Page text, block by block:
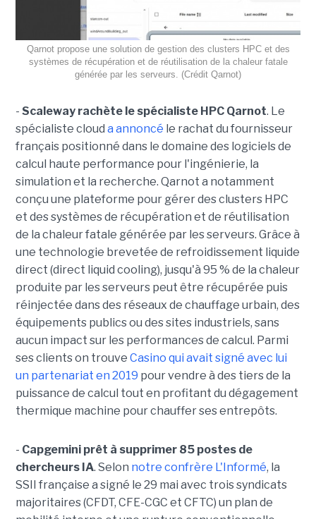
Qarnot propose une solution de gestion des clusters HPC et des
systèmes de récupération et de réutilisation de la chaleur fatale
générée par les serveurs. (Crédit Qarnot)
- Scaleway rachète le spécialiste HPC Qarnot. Le
spécialiste cloud a annoncé le rachat du fournisseur
français positionné dans le domaine des logiciels de
calcul haute performance pour l'ingénierie, la
simulation et la recherche. Qarnot a notamment
conçu une plateforme pour gérer des clusters HPC
et des systèmes de récupération et de réutilisation
de la chaleur fatale générée par les serveurs. Grâce à
une technologie brevetée de refroidissement liquide
direct (direct liquid cooling), jusqu'à 95 % de la chaleur
produite par les serveurs peut être récupérée puis
réinjectée dans des réseaux de chauffage urbain, des
équipements publics ou des sites industriels, sans
aucun impact sur les performances de calcul. Parmi
ses clients on trouve Casino qui avait signé avec lui
un partenariat en 2019 pour vendre à des tiers de la
puissance de calcul tout en profitant du dégagement
thermique machine pour chauffer ses entrepôts.
- Capgemini prêt à supprimer 85 postes de
chercheurs IA. Selon notre confrère L'Informé, la
SSII française a signé le 29 mai avec trois syndicats
majoritaires (CFDT, CFE-CGC et CFTC) un plan de